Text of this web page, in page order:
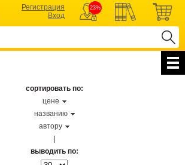
Регистрация
Вход
23%
сортировать по:
цене
названию
автору
выводить по: